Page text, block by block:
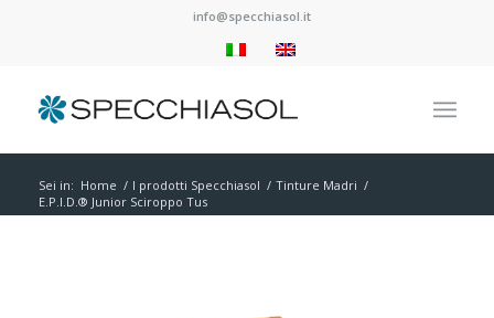
info@specchiasol.it
Sei in: Home / I prodotti Specchiasol / Tinture Madri /
E.P.I.D.® Junior Sciroppo Tus